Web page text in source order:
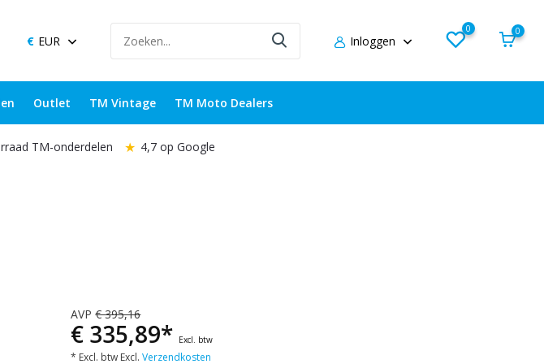
EUR Inloggen
0 0
Outlet TM Vintage TM Moto Dealers
TM-onderdelen ★ 4,7 op Google
AVP€ 395,16
€ 335,89* Excl. btw
* Excl. btw Excl.Verzendkosten